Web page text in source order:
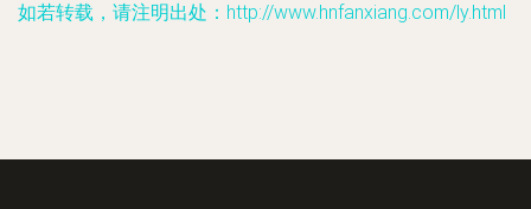
如若转载，请注明出处：http://www.hnfanxiang.com/ly.html